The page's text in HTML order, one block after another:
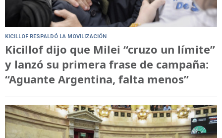
KICILLOF RESPALDÓ LA MOVILIZACIÓN
Kicillof dijo que Milei “cruzo un límite”
y lanzó su primera frase de campaña:
“Aguante Argentina, falta menos”